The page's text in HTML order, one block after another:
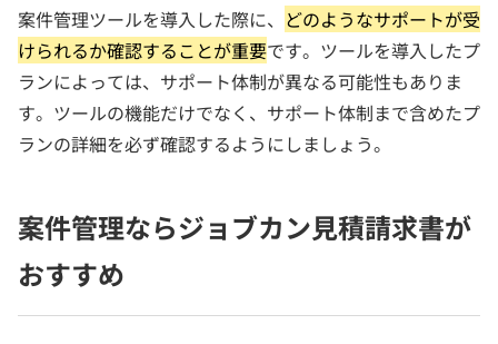
案件管理ツールを導入した際に、 どのようなサポートが受
けられるか確認することが重要です。ツールを導入したプ
ランによっては、サポート体制が異なる可能性もありま
す。ツールの機能だけでなく、サポート体制まで含めたプ
ランの詳細を必ず確認するようにしましょう。
案件管理ならジョブカン見積請求書が
おすすめ